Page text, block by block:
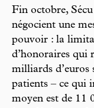
Fin octobre,
négocient une
pouvoir : la
d’honoraires qui
milliards d’euros
patients – ce qui
moyen est de 11